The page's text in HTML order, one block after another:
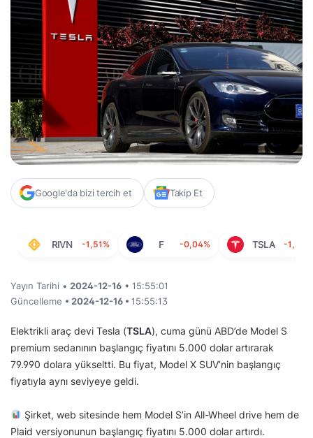
Google'da bizi tercih et Takip Et
RIVN -1,51% F -0,04% TSLA -1,21%
Yayın Tarihi • 2024-12-16 • 15:55:01
Güncelleme • 2024-12-16 • 15:55:13
Elektrikli araç devi Tesla (TSLA), cuma günü ABD’de Model S
premium sedanının başlangıç fiyatını 5.000 dolar artırarak
79.990 dolara yükseltti. Bu fiyat, Model X SUV’nin başlangıç
fiyatıyla aynı seviyeye geldi.
Şirket, web sitesinde hem Model S’in All-Wheel drive hem de
Plaid versiyonunun başlangıç fiyatını 5.000 dolar artırdı.